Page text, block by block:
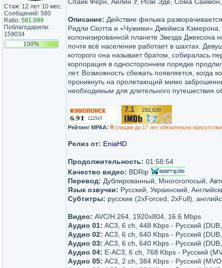
Стаж: 12 лет 10 мес.
Сообщений: 580
Ratio: 581.099
Поблагодарили:
159034
100%
Описание: Действие фильма
Ридли Скотта и «Чужими» Джеймса
колонизированной планете Звезда Джексона
почти всё население работает в шахтах.
которого она называет братом, собиралась
корпорация в одностороннем порядке
лет. Возможность сбежать появляется, когда
проникнуть на пролетающий мимо
необходимым для длительного путешествия
7.1 292,630
Рейтинг MPAA: R (лицам до 17 лет обязательно
Релиз от: EniaHD
Продолжительность: 01:58:54
Качество видео: BDRip
Перевод: Дублированный, Многоголосый,
Язык озвучки: Русский, Украинский,
Субтитры: русские (2xForced, 2xFull),
Видео: AVC/H.264, 1920x804, 16.6 Mbps
Аудио 01: AC3, 6 ch, 448 Kbps - Русский
Аудио 02: AC3, 6 ch, 640 Kbps - Русский
Аудио 03: AC3, 6 ch, 640 Kbps - Русский
Аудио 04: E-AC3, 6 ch, 768 Kbps - Русский
Аудио 05: AC3, 2 ch, 384 Kbps - Русский